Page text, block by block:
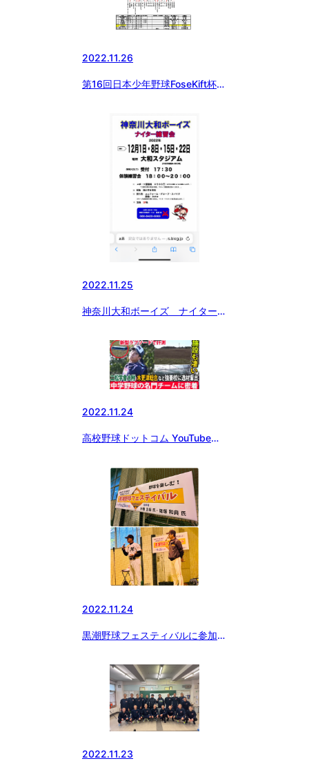
2022.11.26
第16回日本少年野球FoseKift杯神
2022.11.25
神奈川大和ボーイズ ナイター練
2022.11.24
高校野球ドットコム YouTubeア
2022.11.24
黒潮野球フェスティバルに参加し
2022.11.23